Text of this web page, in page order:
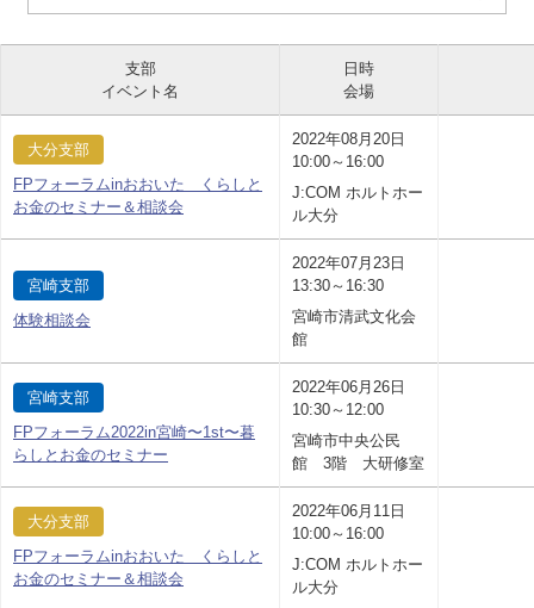
支部
イベント名
日時
会場
大分支部
FPフォーラムinおおいた くらしと
お金のセミナー＆相談会
2022年08月20日
10:00～16:00
J:COM ホルトホー
ル大分
宮崎支部
体験相談会
2022年07月23日
13:30～16:30
宮崎市清武文化会
館
宮崎支部
FPフォーラム2022in宮崎〜1st〜暮
らしとお金のセミナー
2022年06月26日
10:30～12:00
宮崎市中央公民
館 3階 大研修室
大分支部
FPフォーラムinおおいた くらしと
お金のセミナー＆相談会
2022年06月11日
10:00～16:00
J:COM ホルトホー
ル大分